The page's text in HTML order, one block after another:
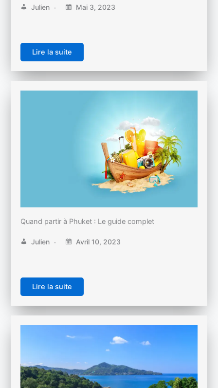
Julien Mai 3, 2023
Lire la suite
Quand partir à Phuket : Le guide complet
Julien Avril 10, 2023
Lire la suite